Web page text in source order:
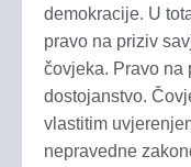
demokracije. U
pravo na priziv
čovjeka. Pravo na
dostojanstvo.
vlastitim
nepravedne